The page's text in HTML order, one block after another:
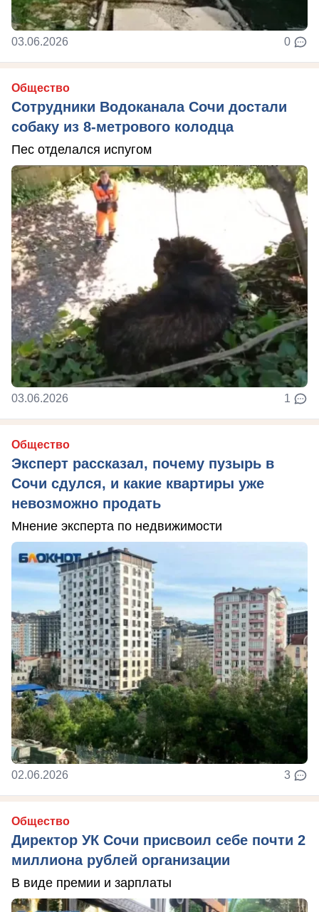
03.06.2026 0
Общество
Сотрудники Водоканала Сочи достали
собаку из 8-метрового колодца
Пес отделался испугом
03.06.2026 1
Общество
Эксперт рассказал, почему пузырь в
Сочи сдулся, и какие квартиры уже
невозможно продать
Мнение эксперта по недвижимости
02.06.2026 3
Общество
Директор УК Сочи присвоил себе почти 2
миллиона рублей организации
В виде премии и зарплаты